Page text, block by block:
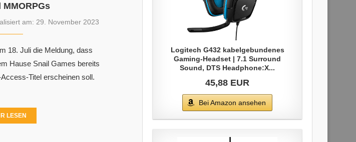
am: 29. November 2023
18. Juli die Meldung, dass
Hause Snail Games bereits
Titel erscheinen soll.
LESEN
Logitech G432 kabelgebundenes
Gaming-Headset | 7.1 Surround
Sound, DTS Headphone:X...
45,88 EUR
Bei Amazon ansehen